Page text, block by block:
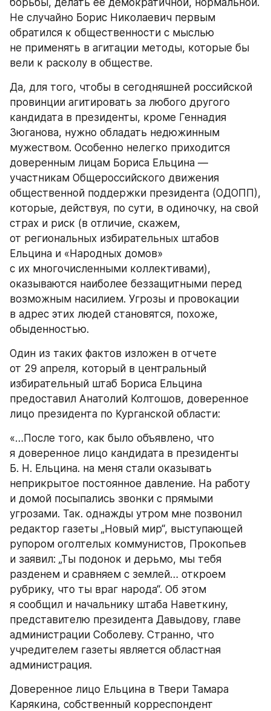
борьбы, делать ее демократичной, нормальной.
Не случайно Борис Николаевич первым
обратился к общественности с мыслью
не применять в агитации методы, которые бы
вели к расколу в обществе.
Да, для того, чтобы в сегодняшней российской
провинции агитировать за любого другого
кандидата в президенты, кроме Геннадия
Зюганова, нужно обладать недюжинным
мужеством. Особенно нелегко приходится
доверенным лицам Бориса Ельцина —
участникам Общероссийского движения
общественной поддержки президента (ОДОПП),
которые, действуя, по сути, в одиночку, на свой
страх и риск (в отличие, скажем,
от региональных избирательных штабов
Ельцина и «Народных домов»
с их многочисленными коллективами),
оказываются наиболее беззащитными перед
возможным насилием. Угрозы и провокации
в адрес этих людей становятся, похоже,
обыденностью.
Один из таких фактов изложен в отчете
от 29 апреля, который в центральный
избирательный штаб Бориса Ельцина
предоставил Анатолий Колтошов, доверенное
лицо президента по Курганской области:
«…После того, как было объявлено, что
я доверенное лицо кандидата в президенты
Б. Н. Ельцина. на меня стали оказывать
неприкрытое постоянное давление. На работу
и домой посыпались звонки с прямыми
угрозами. Так. однажды утром мне позвонил
редактор газеты „Новый мир“, выступающей
рупором оголтелых коммунистов, Прокопьев
и заявил: „Ты подонок и дерьмо, мы тебя
разденем и сравняем с землей… откроем
рубрику, что ты враг народа“. Об этом
я сообщил и начальнику штаба Наветкину,
представителю президента Давыдову, главе
администрации Соболеву. Странно, что
учредителем газеты является областная
администрация.
Доверенное лицо Ельцина в Твери Тамара
Карякина, собственный корреспондент